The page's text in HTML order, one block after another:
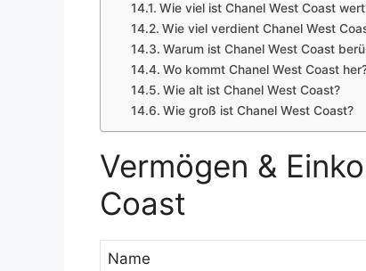
Wie viel ist Chanel West Coast
Wie viel verdient Chanel West
Warum ist Chanel West Coast
Wo kommt Chanel West Coast
Wie alt ist Chanel West Coast?
Wie groß ist Chanel West Coast?
Vermögen &
Coast
Name